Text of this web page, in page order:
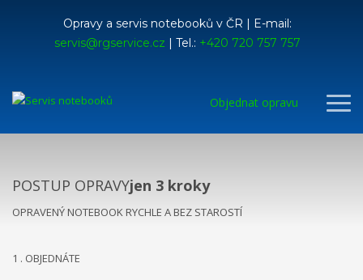
Opravy a servis notebooků v ČR | E-mail:
servis@rgservice.cz | Tel.: +420 720 757 757
Objednat opravu
POSTUP OPRAVYjen 3 kroky
OPRAVENÝ NOTEBOOK RYCHLE A BEZ STAROSTÍ
1 . OBJEDNÁTE